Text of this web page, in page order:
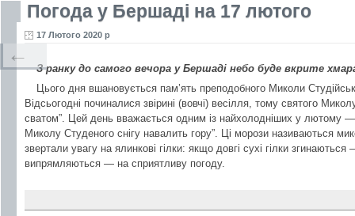
Погода у Бершаді на 17 лютого
17 Лютого 2020 р
З ранку до самого вечора у Бершаді небо буде вкрите
Цього дня вшановується пам’ять преподобного Миколи
Відсьогодні починалися звірині (вовчі) весілля, тому святого
сватом”. Цей день вважається одним із найхолодніших у лютому —
Миколу Студеного снігу навалить гору”. Ці морози називаються
звертали увагу на ялинкові гілки: якщо довгі сухі гілки
випрямляються — на сприятливу погоду.
←